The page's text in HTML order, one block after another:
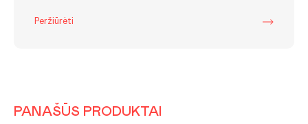
Peržiūrėti
PANAŠŪS PRODUKTAI